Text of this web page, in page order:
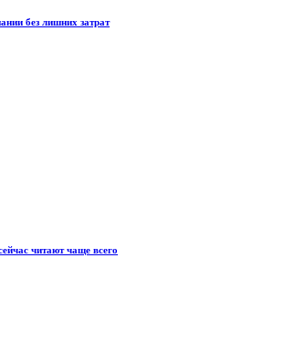
без лишних затрат
читают чаще всего